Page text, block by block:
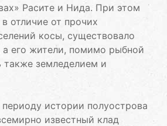
Расите и Нида. При этом
отличие от прочих
косы, существовало
а его жители, помимо рыбной
также земледелием и
истории полуострова
известный клад